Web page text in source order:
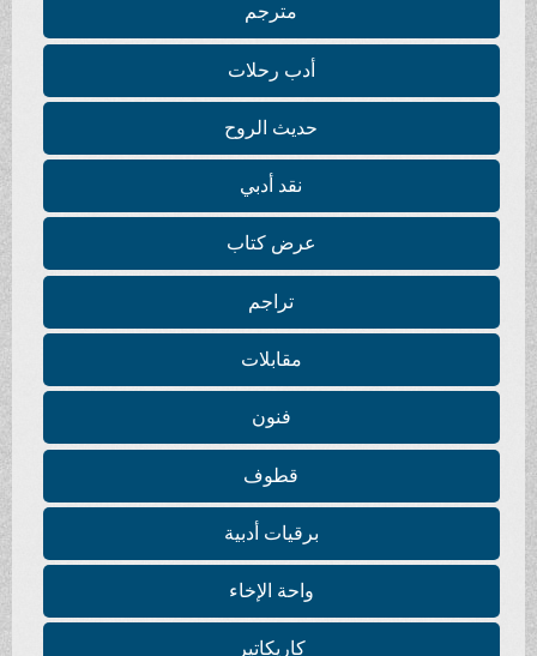
مترجم
أدب رحلات
حديث الروح
نقد أدبي
عرض كتاب
تراجم
مقابلات
فنون
قطوف
برقيات أدبية
واحة الإخاء
كاريكاتير